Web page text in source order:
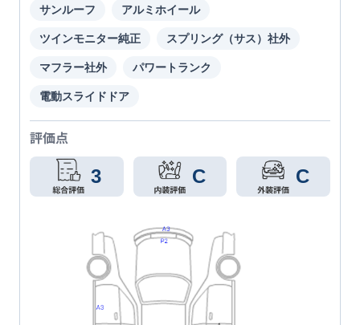
サンルーフ アルミホイール
ツインモニター純正 スプリング（サス）社外
マフラー社外 パワートランク
電動スライドドア
評価点
3 C C